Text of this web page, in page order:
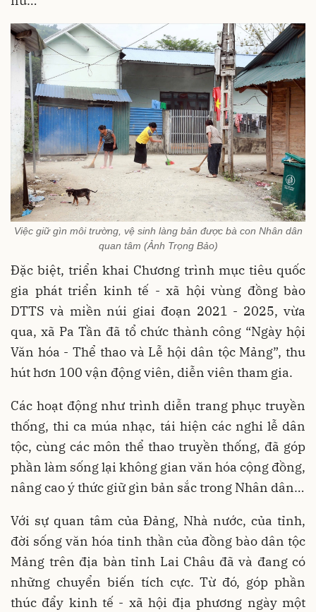
Việc giữ gìn môi trường, vệ sinh làng bản được bà con Nhân dân
quan tâm (Ảnh Trọng Bảo)
Đặc biệt, triển khai Chương trình mục tiêu quốc
gia phát triển kinh tế - xã hội vùng đồng bào
DTTS và miền núi giai đoạn 2021 - 2025, vừa
qua, xã Pa Tần đã tổ chức thành công “Ngày hội
Văn hóa - Thể thao và Lễ hội dân tộc Mảng”, thu
hút hơn 100 vận động viên, diễn viên tham gia.
Các hoạt động như trình diễn trang phục truyền
thống, thi ca múa nhạc, tái hiện các nghi lễ dân
tộc, cùng các môn thể thao truyền thống, đã góp
phần làm sống lại không gian văn hóa cộng đồng,
nâng cao ý thức giữ gìn bản sắc trong Nhân dân…
Với sự quan tâm của Đảng, Nhà nước, của tỉnh,
đời sống văn hóa tinh thần của đồng bào dân tộc
Mảng trên địa bàn tỉnh Lai Châu đã và đang có
những chuyển biến tích cực. Từ đó, góp phần
thúc đẩy kinh tế - xã hội địa phương ngày một